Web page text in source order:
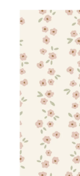
hvězdiček.